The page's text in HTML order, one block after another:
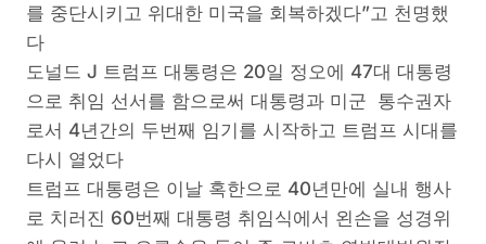
를 중단시키고 위대한 미국을 회복하겠다”고 천명했
다
도널드 J 트럼프 대통령은 20일 정오에 47대 대통령
으로 취임 선서를 함으로써 대통령과 미군 통수권자
로서 4년간의 두번째 임기를 시작하고 트럼프 시대를
다시 열었다
트럼프 대통령은 이날 혹한으로 40년만에 실내 행사
로 치러진 60번째 대통령 취임식에서 왼손을 성경위